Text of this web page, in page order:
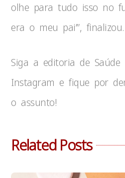
olhe para tudo isso no
era o meu pai’”, finalizou.
Siga a editoria de Saúde
Instagram e fique por
o assunto!
Related Posts